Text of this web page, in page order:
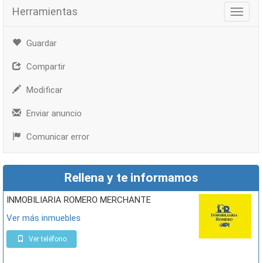
Herramientas
Guardar
Compartir
Modificar
Enviar anuncio
Comunicar error
Rellena y te informamos
INMOBILIARIA ROMERO MERCHANTE
Ver más inmuebles
Ver teléfono